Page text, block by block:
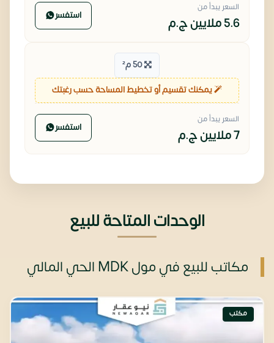
السعر يبدأ من
5.6 ملايين ج.م استفسر
يمكنك تقسيم أو تخطيط المساحة حسب رغبتك
السعر يبدأ من
7 ملايين ج.م استفسر
الوحدات المتاحة للبيع
مكاتب للبيع في مول MDK الحي المالي
مكتب